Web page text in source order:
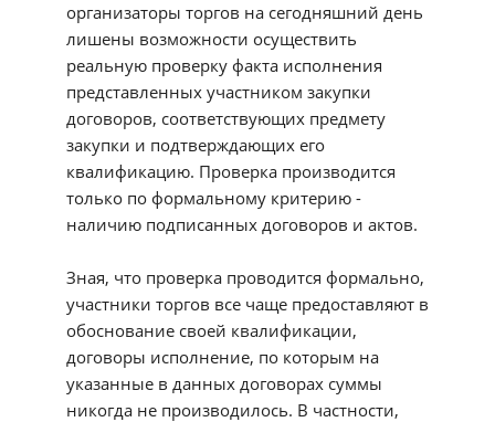
организаторы торгов на сегодняшний день
лишены возможности осуществить
реальную проверку факта исполнения
представленных участником закупки
договоров, соответствующих предмету
закупки и подтверждающих его
квалификацию. Проверка производится
только по формальному критерию -
наличию подписанных договоров и актов.
Зная, что проверка проводится формально,
участники торгов все чаще предоставляют в
обоснование своей квалификации,
договоры исполнение, по которым на
указанные в данных договорах суммы
никогда не производилось. В частности,